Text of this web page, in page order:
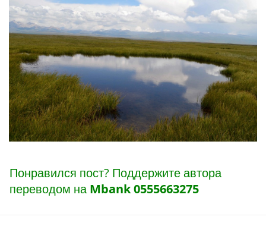
Понравился пост? Поддержите автора
переводом наMbank 0555663275